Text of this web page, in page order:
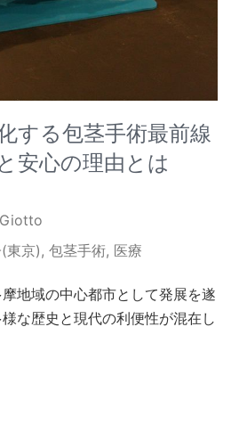
する包茎手術最前線
安心の理由とは
Giotto
東京), 包茎手術, 医療
地域の中心都市として発展を遂
な歴史と現代の利便性が混在し